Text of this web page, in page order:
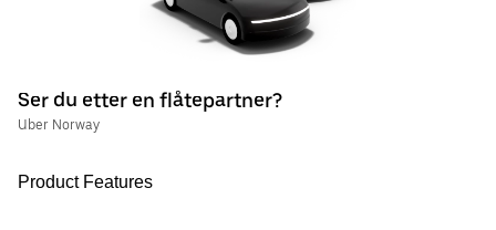
Ser du etter en flåtepartner?
Uber Norway
Product Features